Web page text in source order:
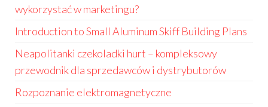
wykorzystać w marketingu?
Introduction to Small Aluminum Skiff Building Plans
Neapolitanki czekoladki hurt – kompleksowy
przewodnik dla sprzedawców i dystrybutorów
Rozpoznanie elektromagnetyczne